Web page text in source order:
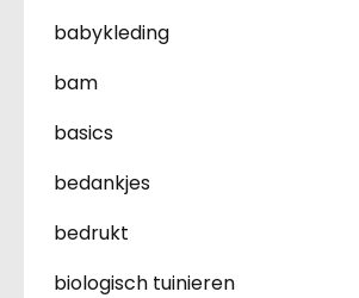
babykleding
bam
basics
bedankjes
bedrukt
biologisch tuinieren